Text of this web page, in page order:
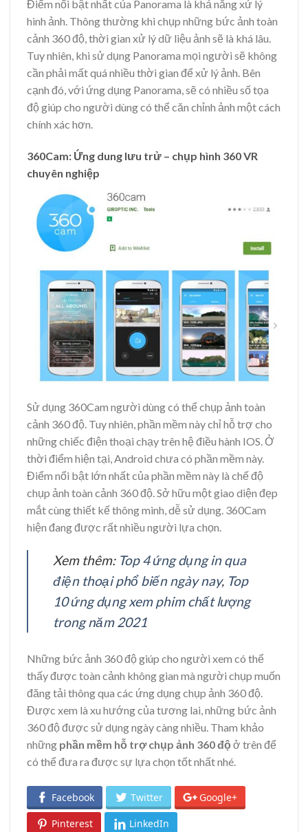
Điểm nổi bật nhất của Panorama là khả năng xử lý
hình ảnh. Thông thường khi chụp những bức ảnh toàn
cảnh 360 độ, thời gian xử lý dữ liệu ảnh sẽ là khá lâu.
Tuy nhiên, khi sử dụng Panorama mọi người sẽ không
cần phải mất quá nhiều thời gian để xử lý ảnh. Bên
cạnh đó, với ứng dụng Panorama, sẽ có nhiều số tọa
độ giúp cho người dùng có thể căn chỉnh ảnh một cách
chính xác hơn.
360Cam: Ứng dung lưu trử – chụp hình 360 VR
chuyên nghiệp
Sử dụng 360Cam người dùng có thể chụp ảnh toàn
cảnh 360 độ. Tuy nhiên, phần mềm này chỉ hỗ trợ cho
những chiếc điện thoại chạy trên hệ điều hành IOS. Ở
thời điểm hiện tại, Android chưa có phần mềm này.
Điểm nổi bật lớn nhất của phần mềm này là chế độ
chụp ảnh toàn cảnh 360 độ. Sở hữu một giao diện đẹp
mắt cùng thiết kế thông minh, dễ sử dụng. 360Cam
hiện đang được rất nhiều người lựa chọn.
Xem thêm: Top 4 ứng dụng in qua
điện thoại phổ biến ngày nay, Top
10 ứng dụng xem phim chất lượng
trong năm 2021
Những bức ảnh 360 độ giúp cho người xem có thể
thấy được toàn cảnh không gian mà người chụp muốn
đăng tải thông qua các ứng dụng chụp ảnh 360 độ.
Được xem là xu hướng của tương lai, những bức ảnh
360 độ được sử dụng ngày càng nhiều. Tham khảo
những phần mềm hỗ trợ chụp ảnh 360 độ ở trên để
có thể đưa ra được sự lựa chọn tốt nhất nhé.
Facebook Twitter Google+
Pinterest LinkedIn